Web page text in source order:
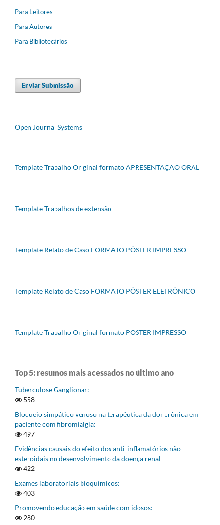
Para Leitores
Para Autores
Para Bibliotecários
Enviar Submissão
Open Journal Systems
Template Trabalho Original formato APRESENTAÇÃO ORAL
Template Trabalhos de extensão
Template Relato de Caso FORMATO PÔSTER IMPRESSO
Template Relato de Caso FORMATO PÔSTER ELETRÔNICO
Template Trabalho Original formato POSTER IMPRESSO
Top 5: resumos mais acessados no último ano
Tuberculose Ganglionar:
558
Bloqueio simpático venoso na terapêutica da dor crônica em
paciente com fibromialgia:
497
Evidências causais do efeito dos anti-inflamatórios não
esteroidais no desenvolvimento da doença renal
422
Exames laboratoriais bioquímicos:
403
Promovendo educação em saúde com idosos:
280